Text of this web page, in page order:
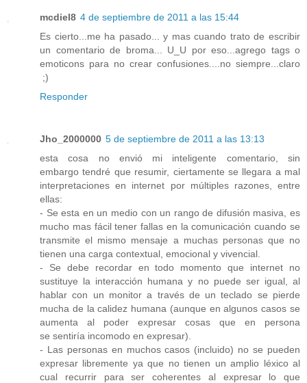
mcdiel8 4 de septiembre de 2011 a las 15:44
Es cierto...me ha pasado... y mas cuando trato de escribir
un comentario de broma... U_U por eso...agrego tags o
emoticons para no crear confusiones....no siempre...claro
;)
Responder
Jho_2000000 5 de septiembre de 2011 a las 13:13
esta cosa no envió mi inteligente comentario, sin
embargo tendré que resumir, ciertamente se llegara a mal
interpretaciones en internet por múltiples razones, entre
ellas:
- Se esta en un medio con un rango de difusión masiva, es
mucho mas fácil tener fallas en la comunicación cuando se
transmite el mismo mensaje a muchas personas que no
tienen una carga contextual, emocional y vivencial.
- Se debe recordar en todo momento que internet no
sustituye la interacción humana y no puede ser igual, al
hablar con un monitor a través de un teclado se pierde
mucha de la calidez humana (aunque en algunos casos se
aumenta al poder expresar cosas que en persona
se sentiría incomodo en expresar).
- Las personas en muchos casos (incluido) no se pueden
expresar libremente ya que no tienen un amplio léxico al
cual recurrir para ser coherentes al expresar lo que